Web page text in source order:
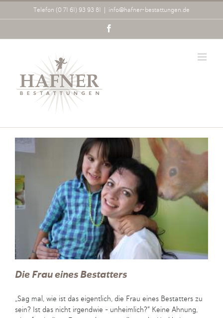
Telefon (0 71 61) 93 93 81 info@hafner-bestattungen.de
Die Frau eines Bestatters
„Sag mal, wie ist das eigentlich, die Frau eines Bestatters zu
sein? Ist das nicht irgendwie - unheimlich?“ Keine Ahnung,